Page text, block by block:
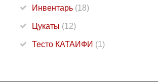
Инвентарь (18)
Цукаты (12)
Тесто КАТАИФИ (1)